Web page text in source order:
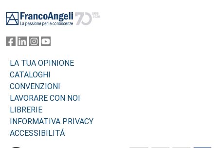
LA TUA OPINIONE
CATALOGHI
CONVENZIONI
LAVORARE CON NOI
LIBRERIE
INFORMATIVA PRIVACY
ACCESSIBILITÁ